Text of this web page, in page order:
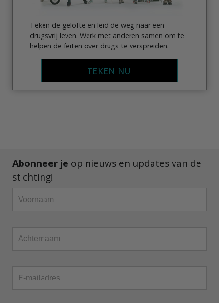
Teken de gelofte en leid de weg naar een
drugsvrij leven. Werk met anderen samen om te
helpen de feiten over drugs te verspreiden.
TEKEN NU
Abonneer je op nieuws en updates van de
stichting!